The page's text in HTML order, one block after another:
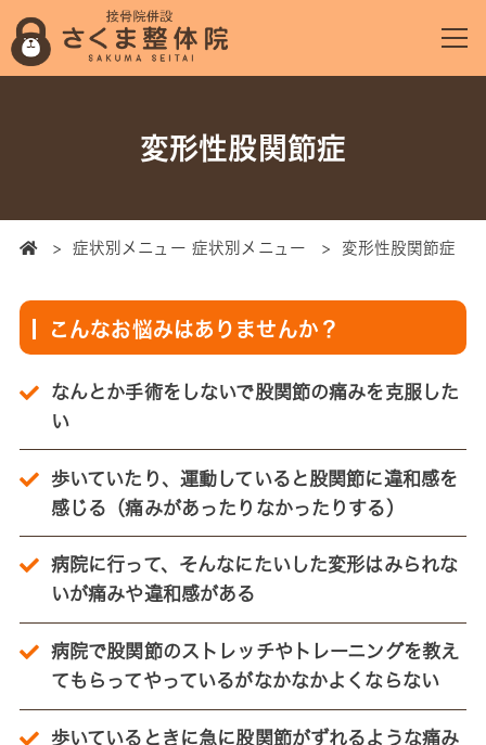
変形性股関節症
Home
> 症状別メニュー 症状別メニュー > 変形性股関節症
こんなお悩みはありませんか？
なんとか手術をしないで股関節の痛みを克服した
い
歩いていたり、運動していると股関節に違和感を
感じる（痛みがあったりなかったりする）
病院に行って、そんなにたいした変形はみられな
いが痛みや違和感がある
病院で股関節のストレッチやトレーニングを教え
てもらってやっているがなかなかよくならない
歩いているときに急に股関節がずれるような痛み